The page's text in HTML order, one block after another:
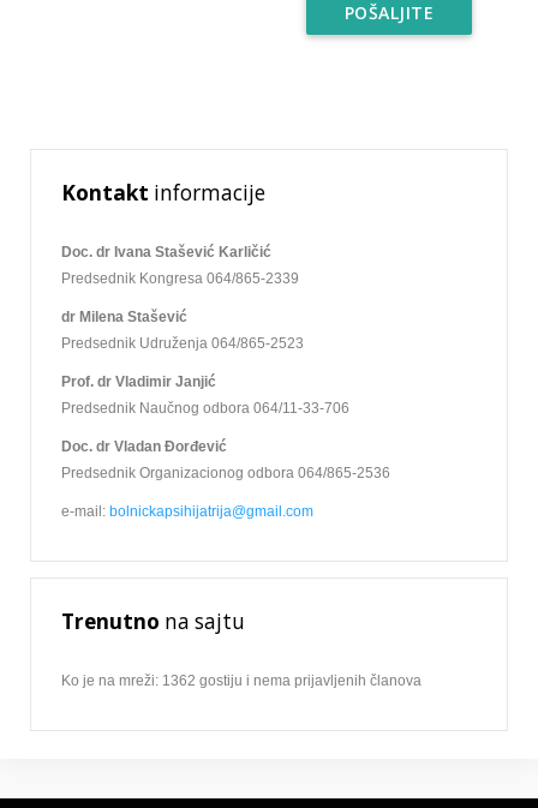
POŠALJITE
Kontakt informacije
Doc. dr Ivana Stašević Karličić
Predsednik Kongresa 064/865-2339
dr Milena Stašević
Predsednik Udruženja 064/865-2523
Prof. dr Vladimir Janjić
Predsednik Naučnog odbora 064/11-33-706
Doc. dr Vladan Đorđević
Predsednik Organizacionog odbora 064/865-2536
e-mail: bolnickapsihijatrija@gmail.com
Trenutno na sajtu
Ko je na mreži: 1362 gostiju i nema prijavljenih članova